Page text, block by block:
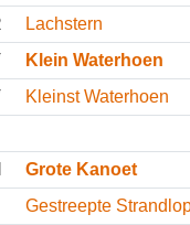
Lachstern
Klein Waterhoen
Kleinst Waterhoen
Grote Kanoet
Gestreepte